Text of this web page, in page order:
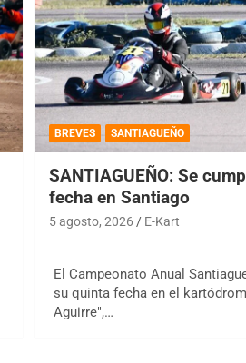
BREVES SANTIAGUEÑO
SANTIAGUEÑO: Se
fecha en Santiago
5 agosto, 2026 E-Kart
El Campeonato Anual
su quinta fecha en el
Aguirre",…